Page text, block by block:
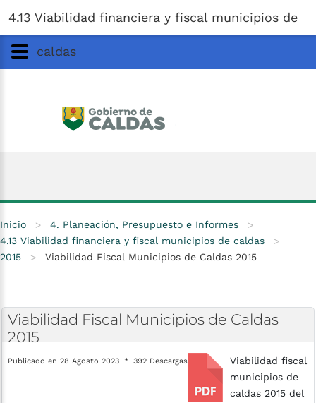
Gobernación de Caldas
4.13 Viabilidad financiera y fiscal municipios de
caldas
Inicio > 4. Planeación, Presupuesto e Informes
>
4.13 Viabilidad financiera y fiscal municipios de caldas
>
2015
> Viabilidad Fiscal Municipios de Caldas 2015
Viabilidad Fiscal Municipios de Caldas
2015
Publicado en 28 Agosto 2023 392 Descargas
Viabilidad fiscal
municipios de
caldas 2015 del